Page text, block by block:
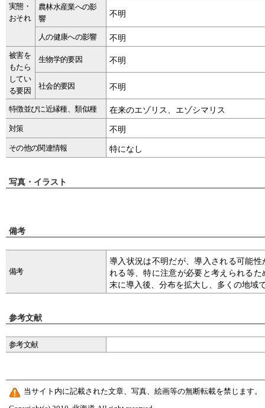
実態・
おそれ
農林水産業への影
響
不明
人の健康への影響 不明
被害を
もたら
してい
る要因
生物学的要因 不明
社会的要因 不明
特徴並びに近縁種、類似種 在来のエゾリス、エゾシマリス
対策 不明
その他の関連情報 特になし
写真・イラスト
備考
備考
導入状況は不明だが、導入される可能
れる等、特に注意が必要と考えられる
末に導入後、分布を拡大し、多くの地域
参考文献
参考文献
当サイト内に記載された文章、写真、絵画等の無断転載を禁じます。